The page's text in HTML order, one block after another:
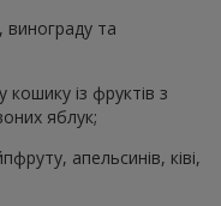
винограду та
із фруктів з
яблук;
апельсинів, ківі,